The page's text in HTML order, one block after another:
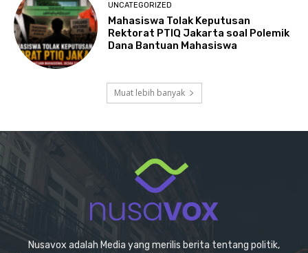
UNCATEGORIZED
Mahasiswa Tolak Keputusan
Rektorat PTIQ Jakarta soal Polemik
Dana Bantuan Mahasiswa
Muat lebih banyak
Nusavox adalah Media yang merilis berita tentang politik,